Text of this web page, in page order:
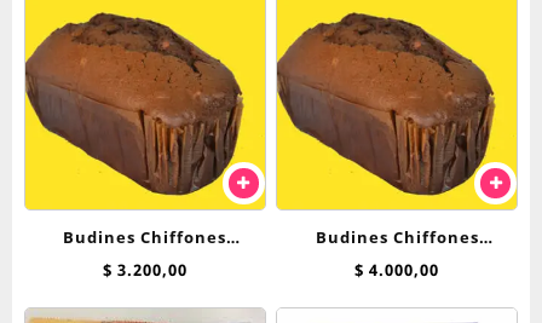
Budines Chiffones
Breadnet 250 Grs
$ 3.200,00
Budines Chiffones
Breadnet Sin Azucar 250
$ 4.000,00